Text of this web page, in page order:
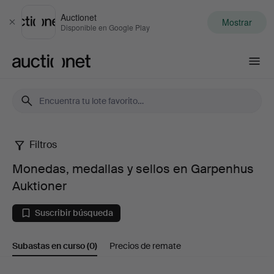
Cerrar
Auctionet
Disponible en Google Play Mostrar
Monedas,
medallas
sellos
Filtros
Monedas, medallas y sellos en Garpenhus
Auktioner
Suscribir búsqueda
Subastas en curso(0) Precios de remate